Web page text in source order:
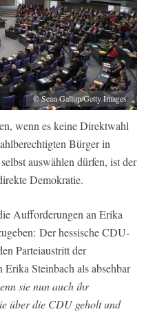
© Sean Gallup/Getty Images
wenn es keine Direktwahl
Bürger in
auswählen dürfen, ist der
Demokratie.
Aufforderungen an Erika
Der hessische CDU-
Parteiaustritt der
Steinbach als absehbar
sie nun auch ihr
über die CDU geholt und